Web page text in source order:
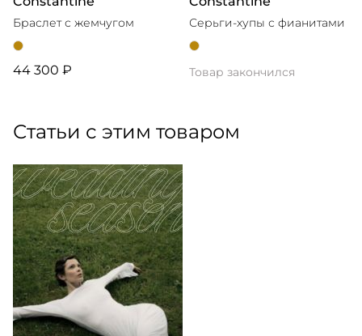
Браслет с жемчугом
44 300 ₽
Серьги-хупы с фианитами
Товар закончился
Статьи с этим товаром